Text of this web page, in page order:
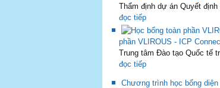
Thẩm định dự án Quyết
đọc tiếp
phần VLIROUS - ICP
Trung tâm Đào tạo Quốc tế
đọc tiếp
Chương trình học bổng